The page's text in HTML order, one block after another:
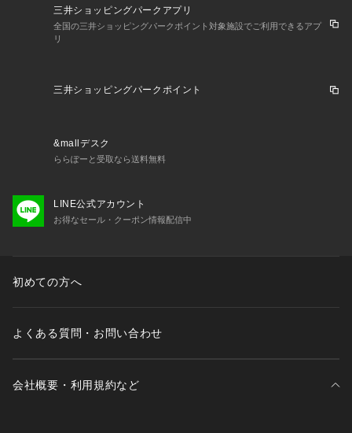
三井ショッピングパークアプリ
全国の三井ショッピングパークポイント対象施設でご利用できるアプ
リ
三井ショッピングパークポイント
&mallデスク
ららぽーと受取なら送料無料
LINE公式アカウント
お得なセール・クーポン情報配信中
初めての方へ
よくある質問・お問い合わせ
会社概要・利用規約など